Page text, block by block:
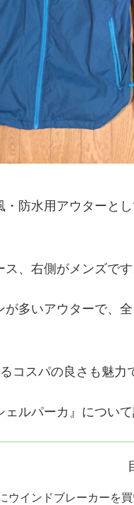
・防水用アウターと
、右側がメンズです
が多いアウターで、
コスパの良さも魅力
ルパーカ』につい
ウインドブレーカーを